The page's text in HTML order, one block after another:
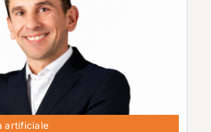
artificiale